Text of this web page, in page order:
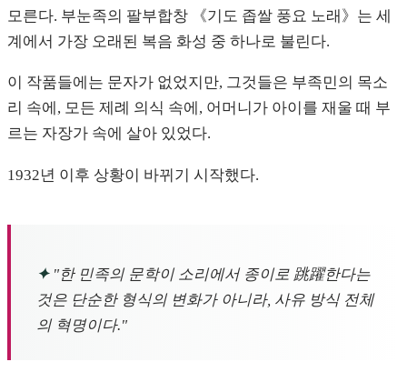
모른다. 부눈족의 팔부합창 《기도 좁쌀 풍요 노래》는 세
계에서 가장 오래된 복음 화성 중 하나로 불린다.
이 작품들에는 문자가 없었지만, 그것들은 부족민의 목소
리 속에, 모든 제례 의식 속에, 어머니가 아이를 재울 때 부
르는 자장가 속에 살아 있었다.
1932년 이후 상황이 바뀌기 시작했다.
✦"한 민족의 문학이 소리에서 종이로 跳躍한다는
것은 단순한 형식의 변화가 아니라, 사유 방식 전체
의 혁명이다."